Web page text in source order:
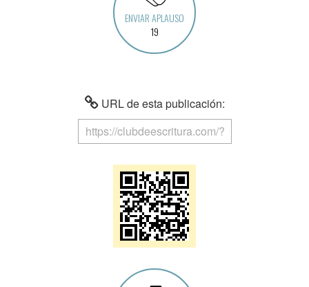
ENVIAR APLAUSO
19
URL de esta publicación: